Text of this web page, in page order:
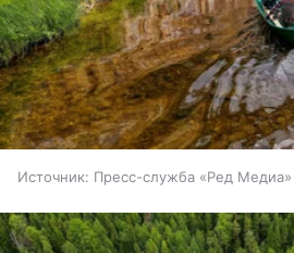
Источник: Пресс-служба «Ред Медиа»